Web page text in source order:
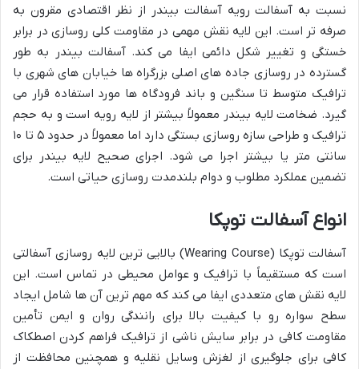
نسبت به آسفالت رویه آسفالت بیندر از نظر اقتصادی مقرون به
صرفه تر است. این لایه نقش مهمی در مقاومت کلی روسازی در برابر
خستگی و تغییر شکل دائمی ایفا می کند. آسفالت بیندر به طور
گسترده در روسازی جاده های اصلی بزرگراه ها خیابان های شهری با
ترافیک متوسط تا سنگین و باند فرودگاه ها مورد استفاده قرار می
گیرد. ضخامت لایه بیندر معمولاً بیشتر از لایه رویه است و به حجم
ترافیک و طراحی سازه روسازی بستگی دارد اما معمولاً در حدود ۵ تا ۱۰
سانتی متر یا بیشتر اجرا می شود. اجرای صحیح لایه بیندر برای
تضمین عملکرد مطلوب و دوام بلندمدت روسازی حیاتی است.
انواع آسفالت توپکا
آسفالت توپکا (Wearing Course) بالایی ترین لایه روسازی آسفالتی
است که مستقیماً با ترافیک و عوامل محیطی در تماس است. این
لایه نقش های متعددی ایفا می کند که مهم ترین آن ها شامل ایجاد
سطح سواره رو با کیفیت بالا برای رانندگی روان و ایمن تأمین
مقاومت کافی در برابر سایش ناشی از ترافیک فراهم کردن اصطکاک
کافی برای جلوگیری از لغزش وسایل نقلیه و همچنین محافظت از